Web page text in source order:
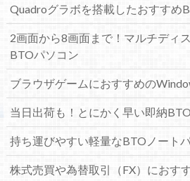
Quadroグラボを搭載したおすすめ
2画面から8画面まで！マルチディ
BTOパソコン
ブラウザゲームにおすすめの
当日出荷も！とにかく早い即納
持ち運びやすい軽量なBTOノート
株式売買や為替取引（FX）におす